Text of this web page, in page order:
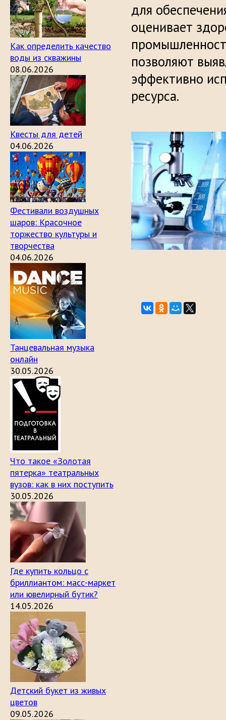
Как определить качество
воды из скважины
08.06.2026
Квесты для детей
04.06.2026
Фестивали воздушных
шаров: Красочное
торжество культуры и
творчества
04.06.2026
Танцевальная музыка
онлайн
30.05.2026
Что такое «Золотая
пятерка» театральных
вузов: как в них поступить
30.05.2026
Где купить кольцо с
бриллиантом: масс-маркет
или ювелирный бутик?
14.05.2026
Детский букет из живых
цветов
09.05.2026
для
оценивает
позволяют
эффективно
ресурса.